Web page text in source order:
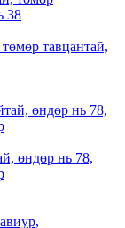
тавцантай,
өндөр нь 78,